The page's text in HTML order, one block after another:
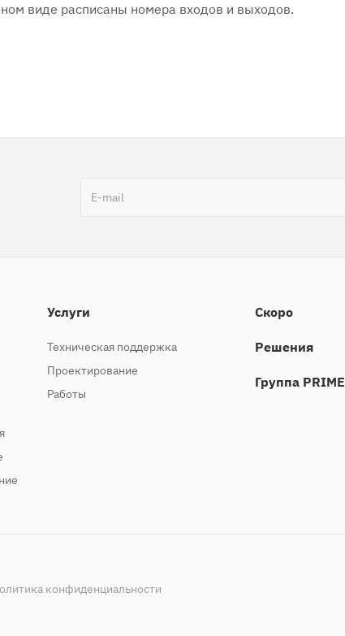
виде расписаны номера входов и выходов.
Услуги
Техническая поддержка
Проектирование
Работы
Скоро
Решения
Группа PRIME
конфиденциальности